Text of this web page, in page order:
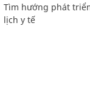
Tìm hướng phát
lịch y tế